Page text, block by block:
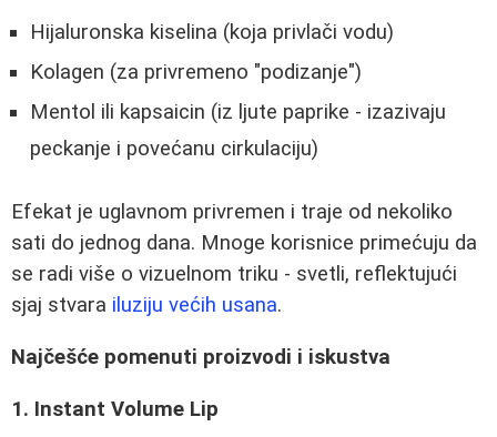
Hijaluronska kiselina (koja privlači vodu)
Kolagen (za privremeno "podizanje")
Mentol ili kapsaicin (iz ljute paprike - izazivaju
peckanje i povećanu cirkulaciju)
Efekat je uglavnom privremen i traje od nekoliko
sati do jednog dana. Mnoge korisnice primećuju da
se radi više o vizuelnom triku - svetli, reflektujući
sjaj stvara iluziju većih usana.
Najčešće pomenuti proizvodi i iskustva
1. Instant Volume Lip